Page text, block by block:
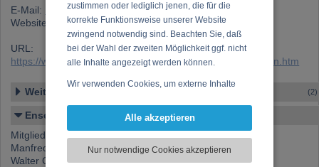
zustimmen oder lediglich jenen, die für die
korrekte Funktionsweise unserer Website
zwingend notwendig sind. Beachten Sie, daß
bei der Wahl der zweiten Möglichkeit ggf. nicht
alle Inhalte angezeigt werden können.
Wir verwenden Cookies, um externe Inhalte
Funktionen für soziale Medien anbieten zu
zu analysieren. Dabei werden ggf.
Informationen zu Ihrer Verwendung unserer
Alle akzeptieren
Nur notwendige Cookies akzeptieren
E-Mail:
manfredkramer@aon.at
Website:
http://www.manfredkramer.at
URL:
https://www.musikergilde.at/ensemble/RocknRollGeneration.htm
Weitere Ensembles (2)
Ensemble-Details
Mitglieder:
Manfred Kramer
Walter Chmela